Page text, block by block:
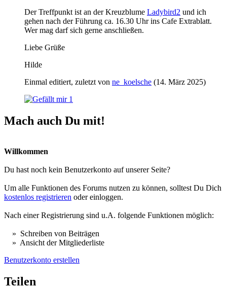
Der Treffpunkt ist an der Kreuzblume Ladybird2 und ich
gehen nach der Führung ca. 16.30 Uhr ins Cafe Extrablatt.
Wer mag darf sich gerne anschließen.
Liebe Grüße
Hilde
Einmal editiert, zuletzt von ne_koelsche (14. März 2025)
1
Mach auch Du mit!
Willkommen
Du hast noch kein Benutzerkonto auf unserer Seite?
Um alle Funktionen des Forums nutzen zu können, solltest Du Dich
kostenlos registrieren oder einloggen.
Nach einer Registrierung sind u.A. folgende Funktionen möglich:
» Schreiben von Beiträgen
» Ansicht der Mitgliederliste
Benutzerkonto erstellen
Teilen